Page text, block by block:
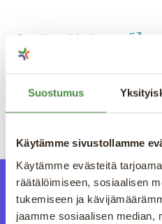
Suostumus
Käytämme sivustollamme
Käytämme evästeitä
räätälöimiseen, sosiaalisen
tukemiseen ja
jaamme sosiaalisen median,
Besök webbplatsen